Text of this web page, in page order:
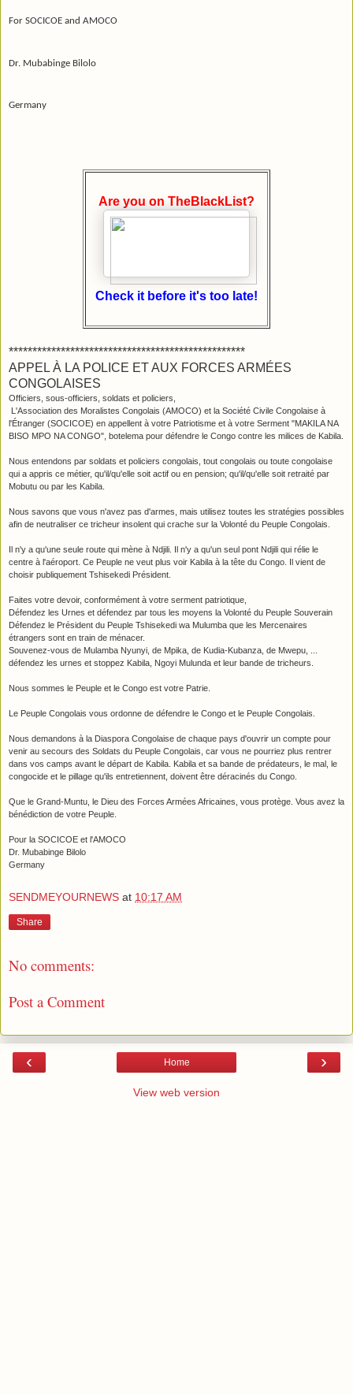
For SOCICOE and AMOCO
Dr. Mubabinge Bilolo
Germany
Are you on TheBlackList?
Check it before it's too late!
**************************************************
APPEL À LA POLICE ET AUX FORCES ARMÉES
CONGOLAISES
Officiers, sous-officiers, soldats et policiers,
L'Association des Moralistes Congolais (AMOCO) et la Société Civile Congolaise à
l'Étranger (SOCICOE) en appellent à votre Patriotisme et à votre Serment "MAKILA NA
BISO MPO NA CONGO", botelema pour défendre le Congo contre les milices de Kabila.
Nous entendons par soldats et policiers congolais, tout congolais ou toute congolaise
qui a appris ce métier, qu'il/qu'elle soit actif ou en pension; qu'il/qu'elle soit retraité par
Mobutu ou par les Kabila.
Nous savons que vous n'avez pas d'armes, mais utilisez toutes les stratégies possibles
afin de neutraliser ce tricheur insolent qui crache sur la Volonté du Peuple Congolais.
Il n'y a qu'une seule route qui mène à Ndjili. Il n'y a qu'un seul pont Ndjili qui rélie le
centre à l'aéroport. Ce Peuple ne veut plus voir Kabila à la tête du Congo. Il vient de
choisir publiquement Tshisekedi Président.
Faites votre devoir, conformément à votre serment patriotique,
Défendez les Urnes et défendez par tous les moyens la Volonté du Peuple Souverain
Défendez le Président du Peuple Tshisekedi wa Mulumba que les Mercenaires
étrangers sont en train de ménacer.
Souvenez-vous de Mulamba Nyunyi, de Mpika, de Kudia-Kubanza, de Mwepu, ...
défendez les urnes et stoppez Kabila, Ngoyi Mulunda et leur bande de tricheurs.
Nous sommes le Peuple et le Congo est votre Patrie.
Le Peuple Congolais vous ordonne de défendre le Congo et le Peuple Congolais.
Nous demandons à la Diaspora Congolaise de chaque pays d'ouvrir un compte pour
venir au secours des Soldats du Peuple Congolais, car vous ne pourriez plus rentrer
dans vos camps avant le départ de Kabila. Kabila et sa bande de prédateurs, le mal, le
congocide et le pillage qu'ils entretiennent, doivent être déracinés du Congo.
Que le Grand-Muntu, le Dieu des Forces Armées Africaines, vous protège. Vous avez la
bénédiction de votre Peuple.
Pour la SOCICOE et l'AMOCO
Dr. Mubabinge Bilolo
Germany
SENDMEYOURNEWS at 10:17 AM
Share
No comments:
Post a Comment
‹ ›
Home
View web version